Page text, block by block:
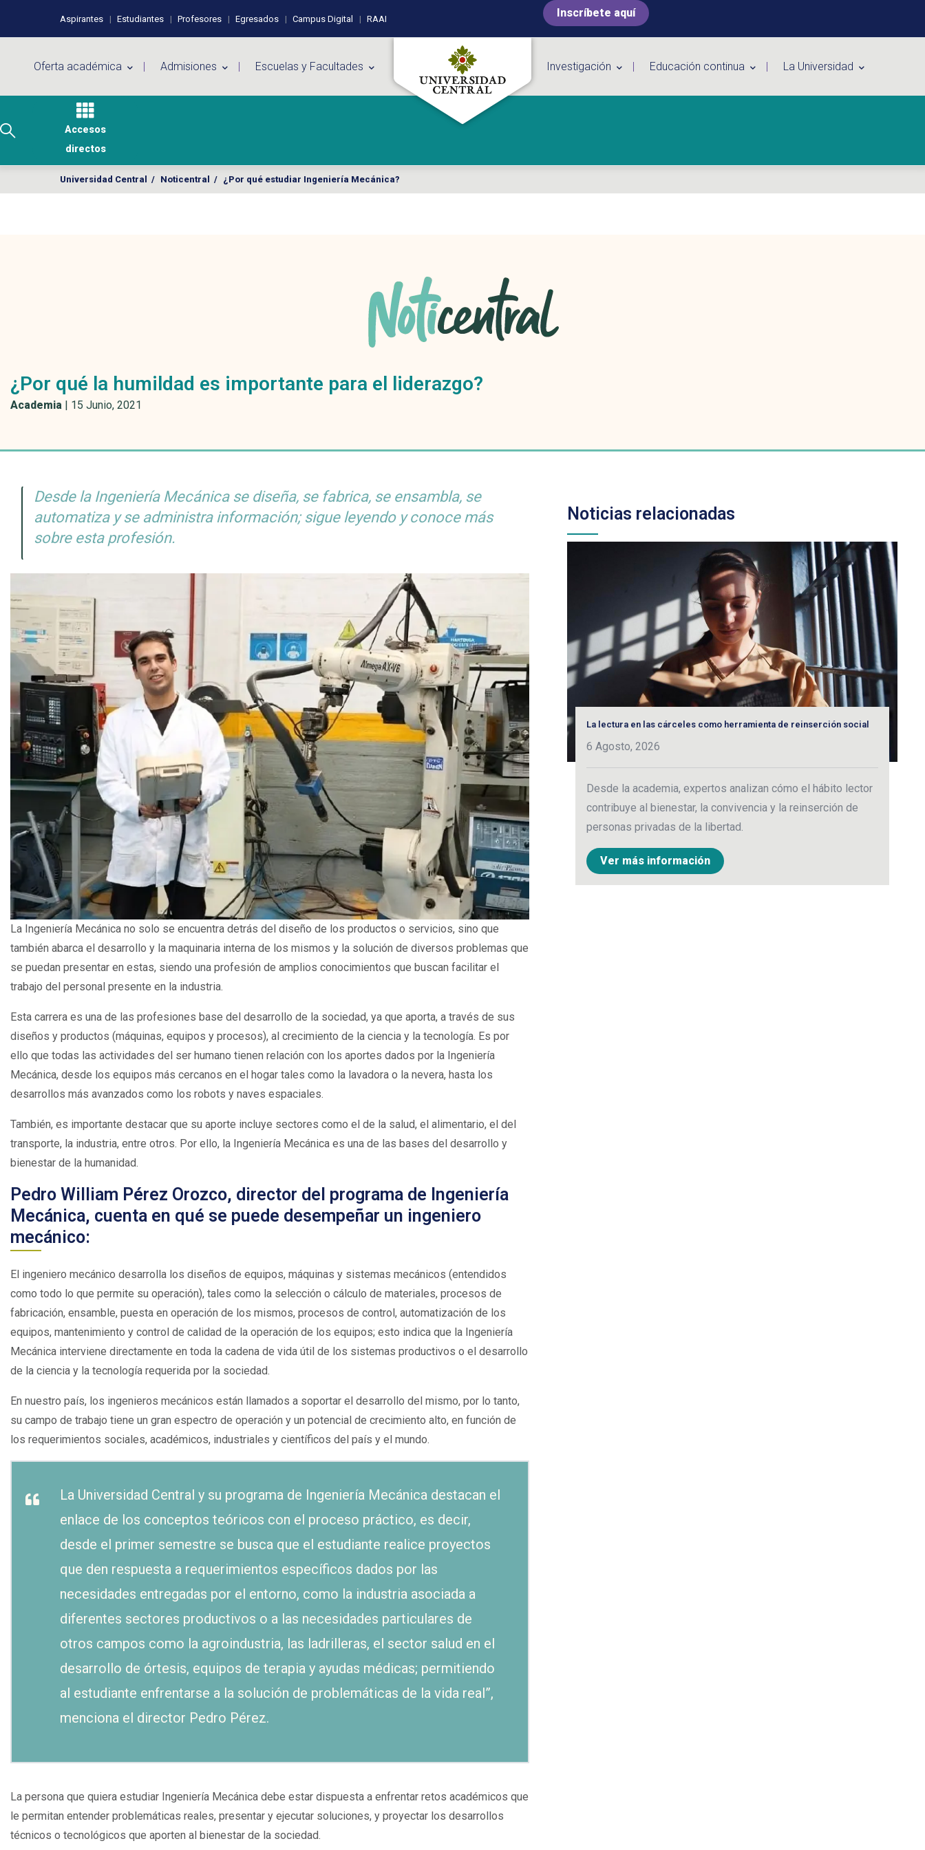
Perfiles de usuario
Aspirantes Estudiantes Profesores Egresados Campus Digital RAAI Inscríbete aquí
Oferta académica Admisiones Escuelas y Facultades Investigación Educación continua La Universidad
Accesos
directos
Universidad Central / Noticentral / ¿Por qué estudiar Ingeniería Mecánica?
¿Por qué la humildad es importante para el liderazgo?
Academia | 15 Junio, 2021
Desde la Ingeniería Mecánica se diseña, se fabrica, se ensambla, se
automatiza y se administra información; sigue leyendo y conoce más
sobre esta profesión.
Noticias relacionadas
La lectura en las cárceles como herramienta de reinserción social
6 Agosto, 2026
Desde la academia, expertos analizan cómo el hábito lector
contribuye al bienestar, la convivencia y la reinserción de
personas privadas de la libertad.
Ver más información
La Ingeniería Mecánica no solo se encuentra detrás del diseño de los productos o servicios, sino que
también abarca el desarrollo y la maquinaria interna de los mismos y la solución de diversos problemas que
se puedan presentar en estas, siendo una profesión de amplios conocimientos que buscan facilitar el
trabajo del personal presente en la industria.
Esta carrera es una de las profesiones base del desarrollo de la sociedad, ya que aporta, a través de sus
diseños y productos (máquinas, equipos y procesos), al crecimiento de la ciencia y la tecnología. Es por
ello que todas las actividades del ser humano tienen relación con los aportes dados por la Ingeniería
Mecánica, desde los equipos más cercanos en el hogar tales como la lavadora o la nevera, hasta los
desarrollos más avanzados como los robots y naves espaciales.
También, es importante destacar que su aporte incluye sectores como el de la salud, el alimentario, el del
transporte, la industria, entre otros. Por ello, la Ingeniería Mecánica es una de las bases del desarrollo y
bienestar de la humanidad.
Pedro William Pérez Orozco, director del programa de Ingeniería
Mecánica, cuenta en qué se puede desempeñar un ingeniero
mecánico:
El ingeniero mecánico desarrolla los diseños de equipos, máquinas y sistemas mecánicos (entendidos
como todo lo que permite su operación), tales como la selección o cálculo de materiales, procesos de
fabricación, ensamble, puesta en operación de los mismos, procesos de control, automatización de los
equipos, mantenimiento y control de calidad de la operación de los equipos; esto indica que la Ingeniería
Mecánica interviene directamente en toda la cadena de vida útil de los sistemas productivos o el desarrollo
de la ciencia y la tecnología requerida por la sociedad.
En nuestro país, los ingenieros mecánicos están llamados a soportar el desarrollo del mismo, por lo tanto,
su campo de trabajo tiene un gran espectro de operación y un potencial de crecimiento alto, en función de
los requerimientos sociales, académicos, industriales y científicos del país y el mundo.
La Universidad Central y su programa de Ingeniería Mecánica destacan el
enlace de los conceptos teóricos con el proceso práctico, es decir,
desde el primer semestre se busca que el estudiante realice proyectos
que den respuesta a requerimientos específicos dados por las
necesidades entregadas por el entorno, como la industria asociada a
diferentes sectores productivos o a las necesidades particulares de
otros campos como la agroindustria, las ladrilleras, el sector salud en el
desarrollo de órtesis, equipos de terapia y ayudas médicas; permitiendo
al estudiante enfrentarse a la solución de problemáticas de la vida real”,
menciona el director Pedro Pérez.
La persona que quiera estudiar Ingeniería Mecánica debe estar dispuesta a enfrentar retos académicos que
le permitan entender problemáticas reales, presentar y ejecutar soluciones, y proyectar los desarrollos
técnicos o tecnológicos que aporten al bienestar de la sociedad.